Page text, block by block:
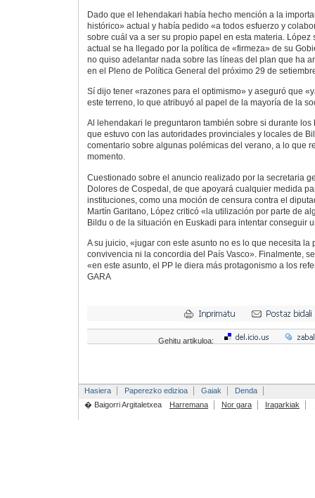
Dado que el lehendakari había hecho mención a la
histórico» actual y había pedido «a todos esfuerzo y
sobre cuál va a ser su propio papel en esta materia. López
actual se ha llegado por la política de «firmeza» de su
no quiso adelantar nada sobre las líneas del plan que ha
en el Pleno de Política General del próximo 29 de
Sí dijo tener «razones para el optimismo» y aseguró que
este terreno, lo que atribuyó al papel de la mayoría de la
Al lehendakari le preguntaron también sobre si durante los
que estuvo con las autoridades provinciales y locales de
comentario sobre algunas polémicas del verano, a lo que
momento.
Cuestionado sobre el anuncio realizado por la secretaria
Dolores de Cospedal, de que apoyará cualquier medida
instituciones, como una moción de censura contra el
Martín Garitano, López criticó «la utilización por parte de
Bildu o de la situación en Euskadi para intentar conseguir
A su juicio, «jugar con este asunto no es lo que necesita la
convivencia ni la concordia del País Vasco». Finalmente,
«en este asunto, el PP le diera más protagonismo a los
GARA
Gehitu artikuloa:
Hasiera Paperezko edizioa Gaiak
Denda
� Baigorri Argitaletxea
Harremana Nor gara Iragarkiak